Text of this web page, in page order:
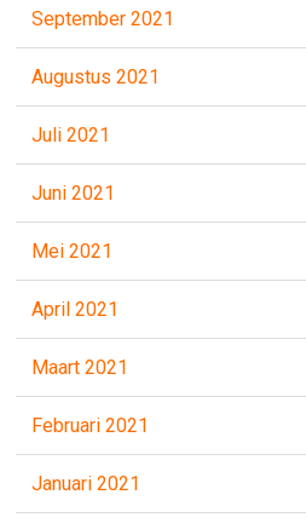
September 2021
Augustus 2021
Juli 2021
Juni 2021
Mei 2021
April 2021
Maart 2021
Februari 2021
Januari 2021